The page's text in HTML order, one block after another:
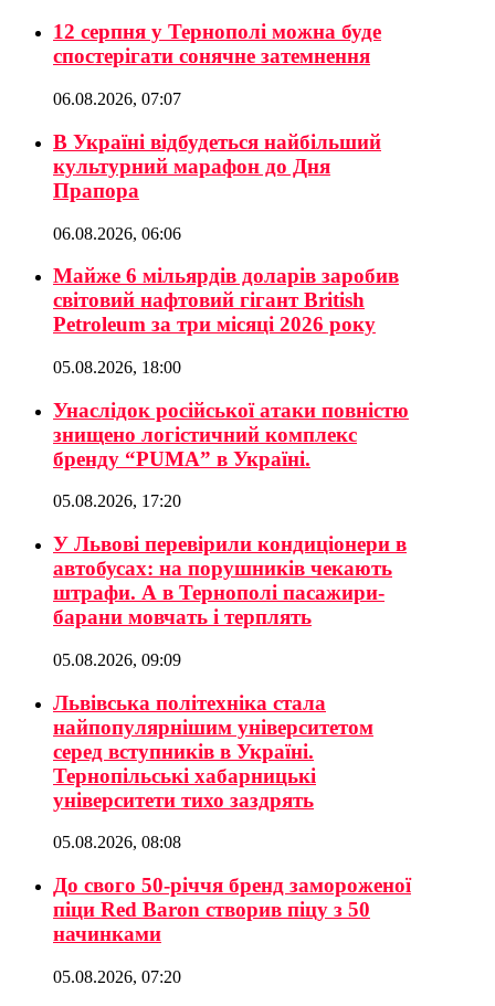
12 серпня у Тернополі можна буде
спостерігати сонячне затемнення
06.08.2026, 07:07
В Україні відбудеться найбільший
культурний марафон до Дня
Прапора
06.08.2026, 06:06
Майже 6 мільярдів доларів заробив
світовий нафтовий гігант British
Petroleum за три місяці 2026 року
05.08.2026, 18:00
Унаслідок російської атаки повністю
знищено логістичний комплекс
бренду “PUMA” в Україні.
05.08.2026, 17:20
У Львові перевірили кондиціонери в
автобусах: на порушників чекають
штрафи. А в Тернополі пасажири-
барани мовчать і терплять
05.08.2026, 09:09
Львівська політехніка стала
найпопулярнішим університетом
серед вступників в Україні.
Тернопільські хабарницькі
університети тихо заздрять
05.08.2026, 08:08
До свого 50-річчя бренд замороженої
піци Red Baron створив піцу з 50
начинками
05.08.2026, 07:20